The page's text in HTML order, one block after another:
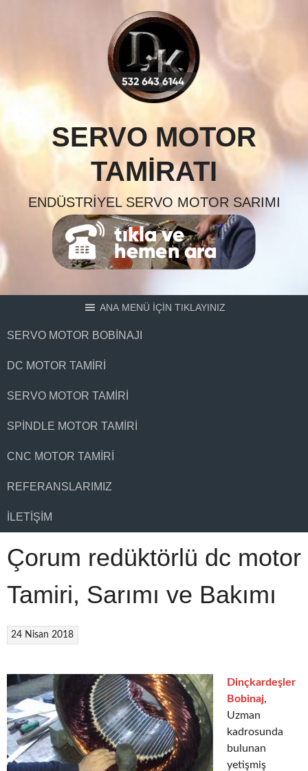
SERVO MOTOR
TAMIRATI
ENDÜSTRIYEL SERVO MOTOR SARIMI
ANA MENÜ İÇİN TIKLAYINIZ
SERVO MOTOR BOBINAJI
DC MOTOR TAMIRI
SERVO MOTOR TAMIRI
SPINDLE MOTOR TAMIRI
CNC MOTOR TAMIRI
REFERANSLARIMIZ
İLETIŞIM
Çorum redüktörlü dc motor
Tamiri, Sarımı ve Bakımı
24 Nisan 2018
Dinçkardeşler
Bobinaj,
Uzman
kadrosunda
bulunan
yetişmiş